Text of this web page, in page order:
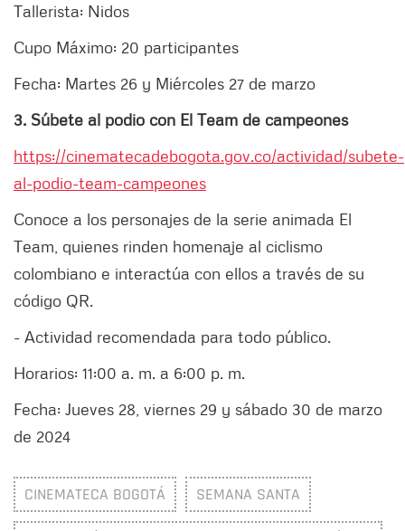
Tallerista: Nidos
Cupo Máximo: 20 participantes
Fecha: Martes 26 y Miércoles 27 de marzo
3. Súbete al podio con El Team de campeones
https://cinematecadebogota.gov.co/actividad/subete-
al-podio-team-campeones
Conoce a los personajes de la serie animada El
Team, quienes rinden homenaje al ciclismo
colombiano e interactúa con ellos a través de su
código QR.
- Actividad recomendada para todo público.
Horarios: 11:00 a. m. a 6:00 p. m.
Fecha: Jueves 28, viernes 29 y sábado 30 de marzo
de 2024
CINEMATECA BOGOTÁ SEMANA SANTA